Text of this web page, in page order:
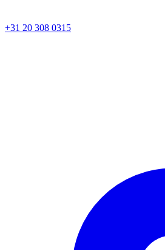
+31 20 308 0315